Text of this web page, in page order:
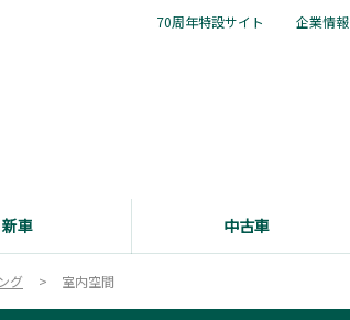
新車 中古車
70周年特設サイト 企業情報
グ 室内空間